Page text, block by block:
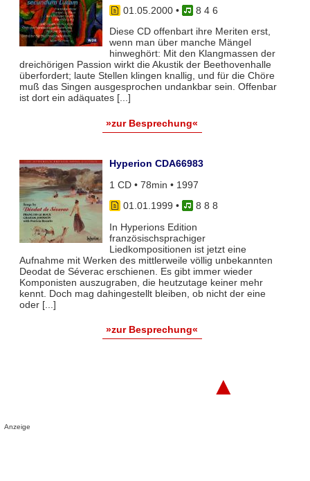
01.05.2000•
8 4 6
Diese CD offenbart ihre Meriten erst,
wenn man über manche Mängel
hinweghört: Mit den Klangmassen der
dreichörigen Passion wirkt die Akustik der Beethovenhalle
überfordert; laute Stellen klingen knallig, und für die Chöre
muß das Singen ausgesprochen undankbar sein. Offenbar
ist dort ein adäquates [...]
»zur Besprechung«
Hyperion CDA66983
1 CD • 78min • 1997
01.01.1999 •
8 8 8
In Hyperions Edition
französischsprachiger
Liedkompositionen ist jetzt eine
Aufnahme mit Werken des mittlerweile völlig unbekannten
Deodat de Séverac erschienen. Es gibt immer wieder
Komponisten auszugraben, die heutzutage keiner mehr
kennt. Doch mag dahingestellt bleiben, ob nicht der eine
oder [...]
»zur Besprechung«
▲
Anzeige